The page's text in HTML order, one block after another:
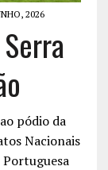
2026
pódio da
Nacionais
Portuguesa